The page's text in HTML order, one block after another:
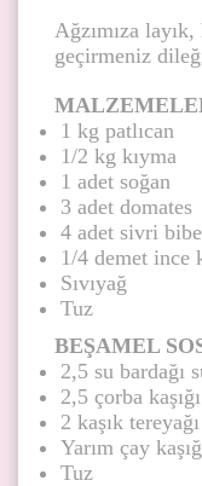
Ağzımıza
geçirmeniz
1 kg patlıcan
1/2 kg kıyma
1 adet soğan
3 adet domates
4 adet sivri
1/4 demet ince
Sıvıyağ
Tuz
BEŞAMEL
2,5 su bardağı
2,5 çorba
2 kaşık tereyağı
Yarım çay
Tuz